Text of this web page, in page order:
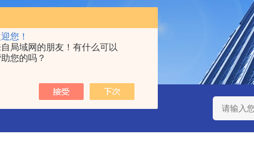
您！
局域网的朋友！有什么可以
您的吗？
C01-H03池田屋！！TORAY东丽 TZP氧化锆陶瓷研磨球